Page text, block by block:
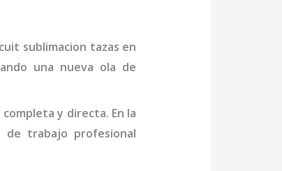
sublimacion tazas en
una nueva ola de
y directa. En la
de trabajo profesional